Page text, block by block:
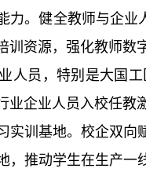
力。健全教师与企
训资源，强化教师数
员，特别是大国工
业企业人员入校任
训基地。校企双向
，推动学生在生产